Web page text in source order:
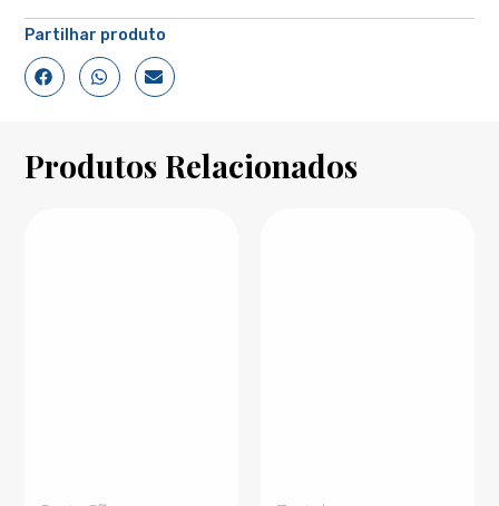
Partilhar produto
Produtos Relacionados